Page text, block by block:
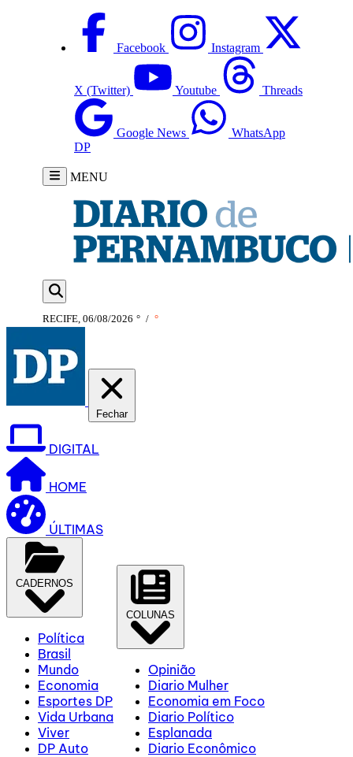
Facebook Instagram
X (Twitter) Youtube Threads
Google News
WhatsApp
DP
MENU
RECIFE, 06/08/2026 ° / °
Fechar
DIGITAL
HOME
ÚLTIMAS
CADERNOS
Política
Brasil
Mundo
Economia
Esportes DP
Vida Urbana
Viver
DP Auto
COLUNAS
Opinião
Diario Mulher
Economia em Foco
Diario Político
Esplanada
Diario Econômico